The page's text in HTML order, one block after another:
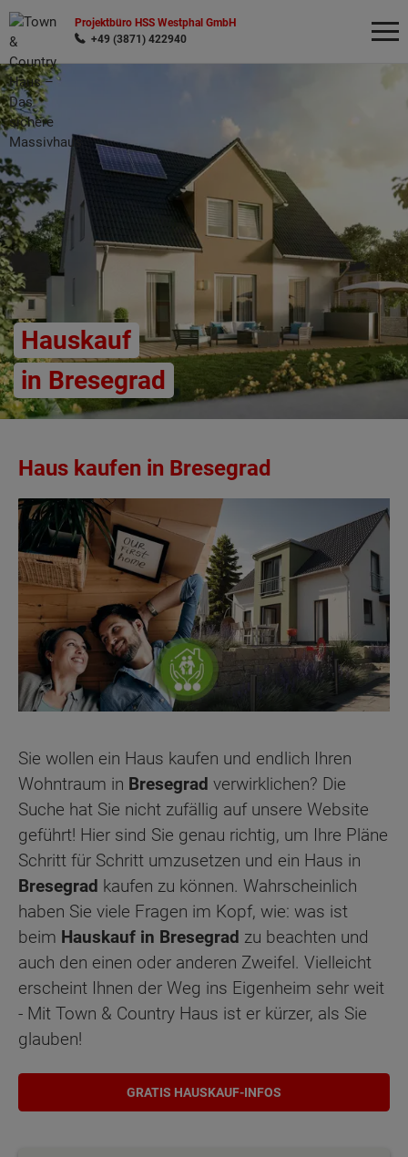
Projektbüro HSS Westphal GmbH
+49 (3871) 422940
Hauskauf
in Bresegrad
Haus kaufen in Bresegrad
Sie wollen ein Haus kaufen und endlich Ihren
Wohntraum in Bresegrad verwirklichen? Die
Suche hat Sie nicht zufällig auf unsere Website
geführt! Hier sind Sie genau richtig, um Ihre Pläne
Schritt für Schritt umzusetzen und ein Haus in
Bresegrad kaufen zu können. Wahrscheinlich
haben Sie viele Fragen im Kopf, wie: was ist
beim Hauskauf in Bresegrad zu beachten und
auch den einen oder anderen Zweifel. Vielleicht
erscheint Ihnen der Weg ins Eigenheim sehr weit
- Mit Town & Country Haus ist er kürzer, als Sie
glauben!
GRATIS HAUSKAUF-INFOS
Wonach möchten Sie suchen?